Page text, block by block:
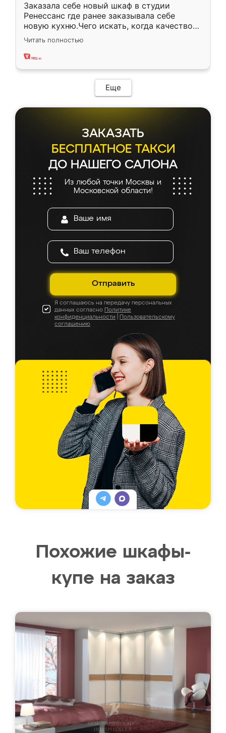
Заказала себе новый шкаф в студии
Ренессанс где ранее заказывала себе
новую кухню.Чего искать, когда качеством
вполне довольна. Служит кухня уже почти
два года, нареканий нет.
Читать полностью
Еще
ЗАКАЗАТЬ
БЕСПЛАТНОЕ ТАКСИ
ДО НАШЕГО САЛОНА
Из любой точки Москвы и
Московской области!
Отправить
Я соглашаюсь на передачу персональных
данных согласно Политике
конфиденциальности
Пользовательскому
соглашению
Похожие шкафы-
купе на заказ